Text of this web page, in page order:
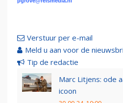
Verstuur per e-mail
Meld u aan voor de
Tip de redactie
Marc Litjens: ode
icoon